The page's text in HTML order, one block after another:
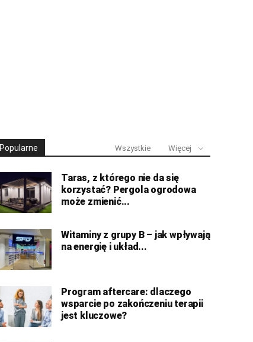
Popularne Wszystkie Więcej
Taras, z którego nie da się
korzystać? Pergola ogrodowa
może zmienić...
Witaminy z grupy B – jak wpływają
na energię i układ...
Program aftercare: dlaczego
wsparcie po zakończeniu terapii
jest kluczowe?